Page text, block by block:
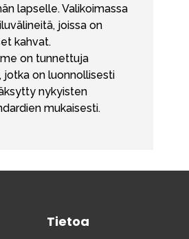
lapselle. Valikoimassa
joissa on
kahvat.
on tunnettuja
jotka on luonnollisesti
nykyisten
mukaisesti.
Tietoa